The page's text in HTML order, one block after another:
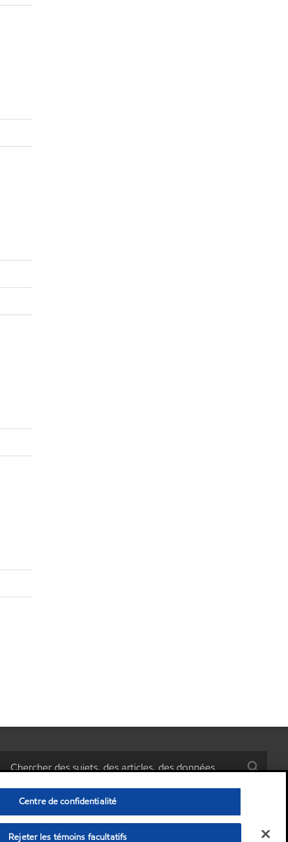
Centre de confidentialité
Rejeter les témoins facultatifs